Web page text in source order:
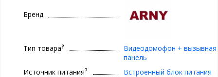
Бренд
Тип товара?
Видеодомофон + вызывная
панель
Источник питания?
Встроенный блок питания